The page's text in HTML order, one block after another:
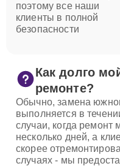
поэтому все наши
клиенты в полной
безопасности
Как долго
ремонте?
Обычно, замена
выполняется в
случаи, когда ремонт
несколько дней, а
скорее
случаях - мы